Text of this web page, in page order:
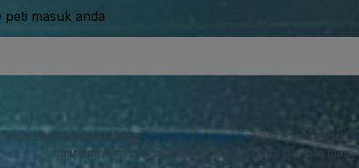
masuk anda
anda bersetuju menerimaperjanjian penggunakami dan mengakui
daripada kami dan boleh menarik diri pada bila-bila masa.